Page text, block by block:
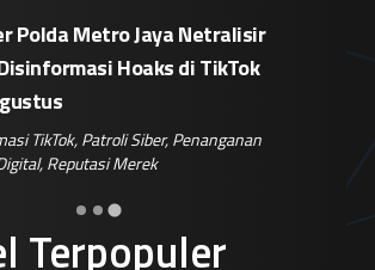
Terpopuler
Agen AI, Claude Tak
Tiga Perusahaan Akibat
Sandbox
AI,Agen Claude,Kegagalan Sandbox
,Risiko Korporat